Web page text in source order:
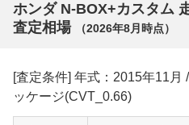
ホンダ N-BOX+カスタム
査定相場
（2026年8月 時点）
[査定条件] 年式：2015年11
ッケージ(CVT_0.66)